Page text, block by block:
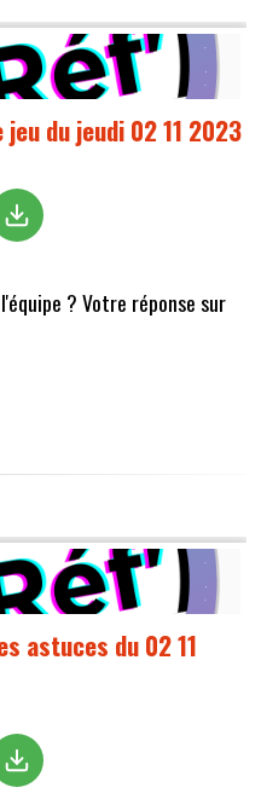
du jeudi 02 11 2023
? Votre réponse sur
astuces du 02 11